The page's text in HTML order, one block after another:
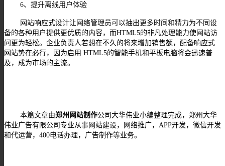
6、提升离线用户体验
网站响应式设计让网络管理员可以抽出更多时间和精力为不同设
备的各种用户提供更优质的内容，而HTML5的非凡处理能力使网站访
问更为轻松。企业负责人若想在不久的将来增加销售额，配备响应式
网站势在必行，因为启用 HTML5的智能手机和平板电脑将会迅速普
及，成为市场的主流。
本篇文章由郑州网站制作公司大华伟业小编整理完成，郑州大华
伟业广告有限公司专业从事网站建设，网络推广， APP开发，微信开发
和代运营，400电话办理，广告制作等业务。